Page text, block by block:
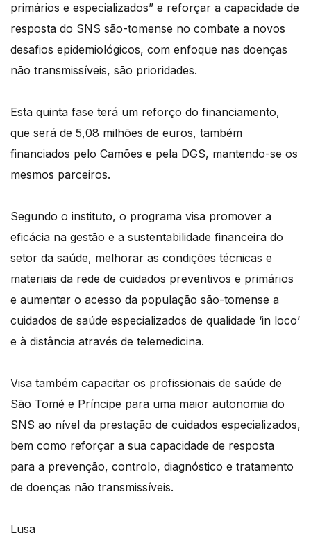
primários e especializados” e reforçar a capacidade de
resposta do SNS são-tomense no combate a novos
desafios epidemiológicos, com enfoque nas doenças
não transmissíveis, são prioridades.
Esta quinta fase terá um reforço do financiamento,
que será de 5,08 milhões de euros, também
financiados pelo Camões e pela DGS, mantendo-se os
mesmos parceiros.
Segundo o instituto, o programa visa promover a
eficácia na gestão e a sustentabilidade financeira do
setor da saúde, melhorar as condições técnicas e
materiais da rede de cuidados preventivos e primários
e aumentar o acesso da população são-tomense a
cuidados de saúde especializados de qualidade ‘in loco’
e à distância através de telemedicina.
Visa também capacitar os profissionais de saúde de
São Tomé e Príncipe para uma maior autonomia do
SNS ao nível da prestação de cuidados especializados,
bem como reforçar a sua capacidade de resposta
para a prevenção, controlo, diagnóstico e tratamento
de doenças não transmissíveis.
Lusa